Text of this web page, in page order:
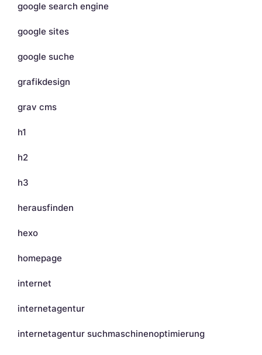
google search engine
google sites
google suche
grafikdesign
grav cms
h1
h2
h3
herausfinden
hexo
homepage
internet
internetagentur
internetagentur suchmaschinenoptimierung